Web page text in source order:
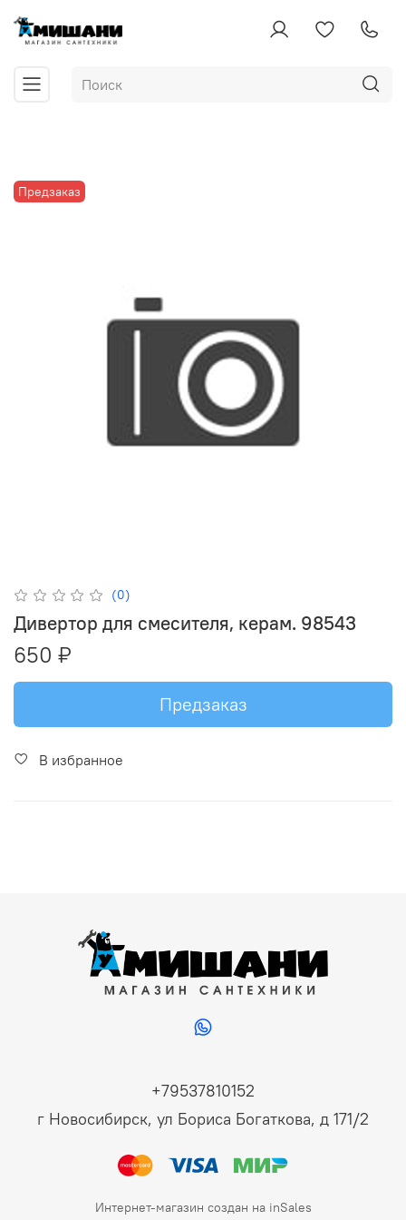
Предзаказ
(0)
Дивертор для смесителя, керам. 98543
650 ₽
Предзаказ
В избранное
+79537810152
г Новосибирск, ул Бориса Богаткова, д 171/2
Интернет-магазин создан на inSales